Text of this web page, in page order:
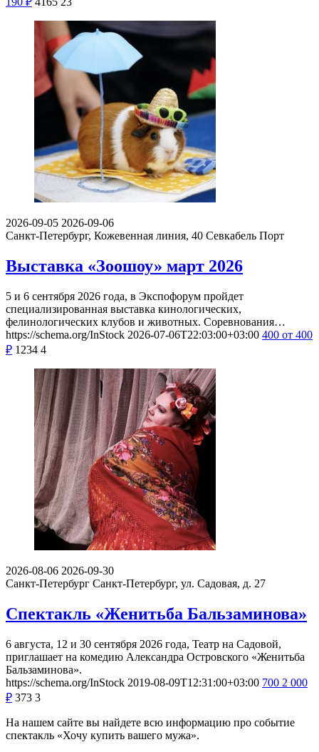
2026-09-05 2026-09-06
Санкт-Петербург, Кожевенная линия, 40 Севкабель Порт
Выставка «Зоошоу» март 2026
5 и 6 сентября 2026 года, в Экспофорум пройдет
специализированная выставка кинологических,
фелинологических клубов и животных. Соревнования…
https://schema.org/InStock 2026-07-06T22:03:00+03:00 400 от 400
₽ 1234 4
2026-08-06 2026-09-30
Санкт-Петербург Санкт-Петербург, ул. Садовая, д. 27
Спектакль «Женитьба Бальзаминова»
6 августа, 12 и 30 сентября 2026 года, Театр на Садовой,
приглашает на комедию Александра Островского «Женитьба
Бальзаминова».
https://schema.org/InStock 2019-08-09T12:31:00+03:00 700 2 000
₽ 373 3
На нашем сайте вы найдете всю информацию про событие
спектакль «Хочу купить вашего мужа».